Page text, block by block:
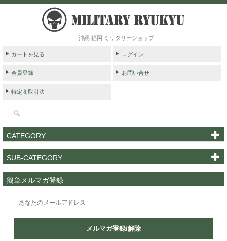
沖縄 福岡 ミリタリーショップ
カートを見る ログイン
会員登録 お問い合せ
特定商取引法
CATEGORY
SUB-CATEGORY
簡単メルマガ登録
メルマガ登録/解除